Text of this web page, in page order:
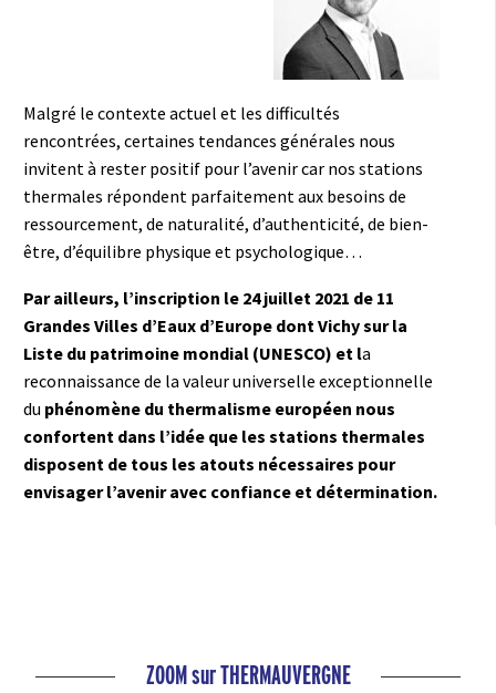
Malgré le contexte actuel et les difficultés
rencontrées, certaines tendances générales nous
invitent à rester positif pour l’avenir car nos stations
thermales répondent parfaitement aux besoins de
ressourcement, de naturalité, d’authenticité, de bien-
être, d’équilibre physique et psychologique…
Par ailleurs, l’inscription le 24 juillet 2021 de 11
Grandes Villes d’Eaux d’Europe dont Vichy sur la
Liste du patrimoine mondial (UNESCO) et la
reconnaissance de la valeur universelle exceptionnelle
du phénomène du thermalisme européen nous
confortent dans l’idée que les stations thermales
disposent de tous les atouts nécessaires pour
envisager l’avenir avec confiance et détermination.
ZOOM sur THERMAUVERGNE